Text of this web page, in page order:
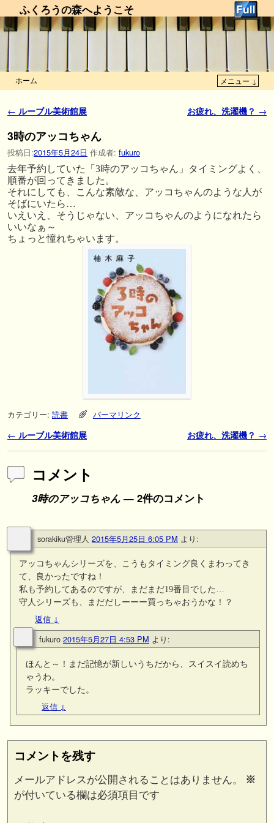
ふくろうの森へようこそ
ホーム メニュー ↓
投稿ナビゲーション
← ルーブル美術館展 お疲れ、洗濯機？ →
3時のアッコちゃん
投稿日:2015年5月24日 作成者: fukuro
去年予約していた「3時のアッコちゃん」タイミングよく、
順番が回ってきました。
それにしても、こんな素敵な、アッコちゃんのような人が
そばにいたら…
いえいえ、そうじゃない、アッコちゃんのようになれたら
いいなぁ～
ちょっと憧れちゃいます。
カテゴリー: 読書 パーマリンク
投稿ナビゲーション
← ルーブル美術館展 お疲れ、洗濯機？ →
コメント
3時のアッコちゃん— 2件のコメント
sorakiku管理人 2015年5月25日 6:05 PM より:
アッコちゃんシリーズを、こうもタイミング良くまわってき
て、良かったですね！
私も予約してあるのですが、まだまだ19番目でした…
守人シリーズも、まだだしーーー買っちゃおうかな！？
返信 ↓
fukuro 2015年5月27日 4:53 PM より:
ほんと～！まだ記憶が新しいうちだから、スイスイ読めち
ゃうわ。
ラッキーでした。
返信 ↓
コメントを残す
メールアドレスが公開されることはありません。
※
が付いている欄は必須項目です